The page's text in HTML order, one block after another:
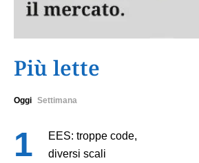
Più lette
Oggi Settimana
EES: troppe code,
diversi scali